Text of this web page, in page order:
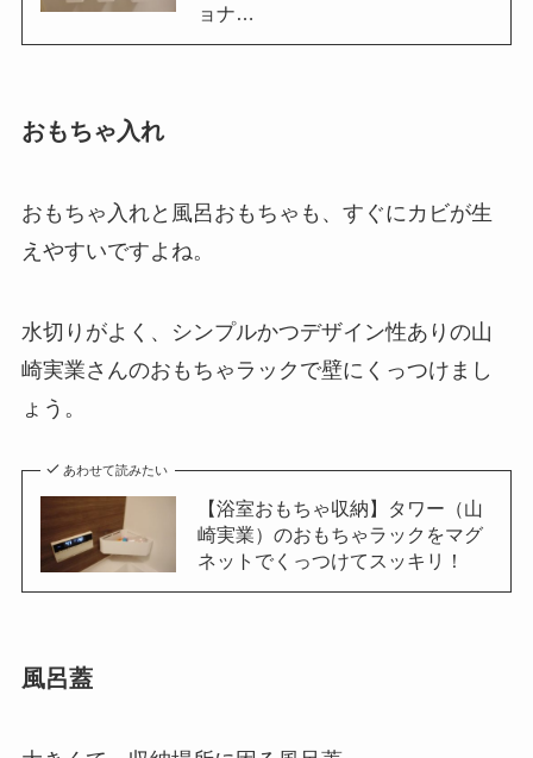
ョナ…
おもちゃ入れ
おもちゃ入れと風呂おもちゃも、すぐにカビが生
えやすいですよね。
水切りがよく、シンプルかつデザイン性ありの山
崎実業さんのおもちゃラックで壁にくっつけまし
ょう。
あわせて読みたい
【浴室おもちゃ収納】タワー（山
崎実業）のおもちゃラックをマグ
ネットでくっつけてスッキリ！
風呂蓋